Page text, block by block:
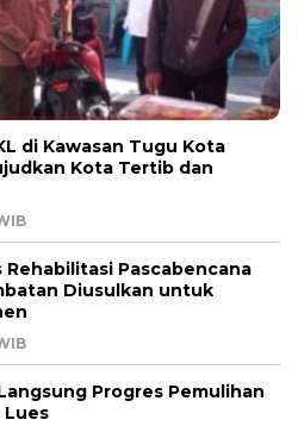
di Kawasan Tugu Kota
Kota Tertib dan
Pascabencana
Diusulkan untuk
Progres Pemulihan
Lues